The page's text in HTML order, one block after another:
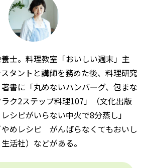
士。料理教室「おいしい週末」主
タントと講師を務めた後、料理研究
書に「丸めないハンバーグ、包まな
ク2ステップ料理107」（文化出版
シピがいらない中火で8分蒸し」
やめレシピ がんばらなくてもおいし
活社）などがある。